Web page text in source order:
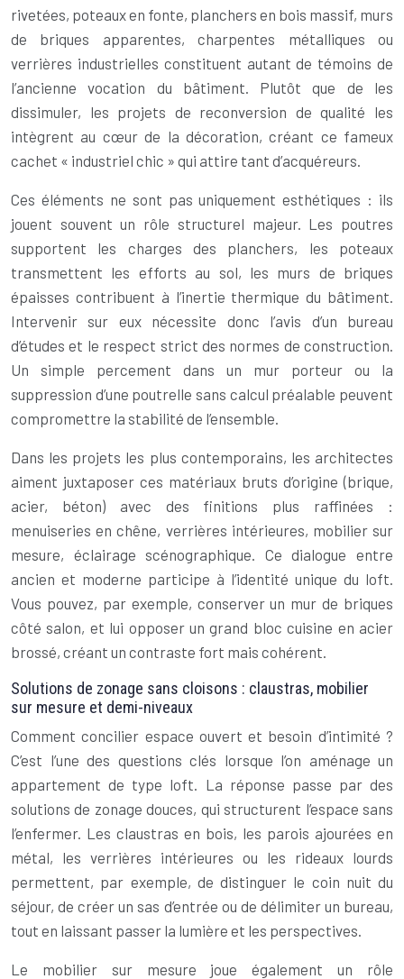
rivetées, poteaux en fonte, planchers en bois massif, murs
de briques apparentes, charpentes métalliques ou
verrières industrielles constituent autant de témoins de
l’ancienne vocation du bâtiment. Plutôt que de les
dissimuler, les projets de reconversion de qualité les
intègrent au cœur de la décoration, créant ce fameux
cachet « industriel chic » qui attire tant d’acquéreurs.
Ces éléments ne sont pas uniquement esthétiques : ils
jouent souvent un rôle structurel majeur. Les poutres
supportent les charges des planchers, les poteaux
transmettent les efforts au sol, les murs de briques
épaisses contribuent à l’inertie thermique du bâtiment.
Intervenir sur eux nécessite donc l’avis d’un bureau
d’études et le respect strict des normes de construction.
Un simple percement dans un mur porteur ou la
suppression d’une poutrelle sans calcul préalable peuvent
compromettre la stabilité de l’ensemble.
Dans les projets les plus contemporains, les architectes
aiment juxtaposer ces matériaux bruts d’origine (brique,
acier, béton) avec des finitions plus raffinées :
menuiseries en chêne, verrières intérieures, mobilier sur
mesure, éclairage scénographique. Ce dialogue entre
ancien et moderne participe à l’identité unique du loft.
Vous pouvez, par exemple, conserver un mur de briques
côté salon, et lui opposer un grand bloc cuisine en acier
brossé, créant un contraste fort mais cohérent.
Solutions de zonage sans cloisons : claustras, mobilier
sur mesure et demi-niveaux
Comment concilier espace ouvert et besoin d’intimité ?
C’est l’une des questions clés lorsque l’on aménage un
appartement de type loft. La réponse passe par des
solutions de zonage douces, qui structurent l’espace sans
l’enfermer. Les claustras en bois, les parois ajourées en
métal, les verrières intérieures ou les rideaux lourds
permettent, par exemple, de distinguer le coin nuit du
séjour, de créer un sas d’entrée ou de délimiter un bureau,
tout en laissant passer la lumière et les perspectives.
Le mobilier sur mesure joue également un rôle